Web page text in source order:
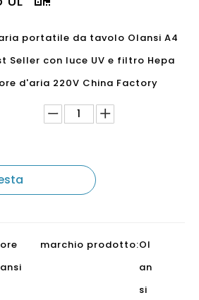
portatile da tavolo Olansi A4
Seller con luce UV e filtro Hepa
d'aria 220V China Factory
marchio prodotto:Ol
an
si